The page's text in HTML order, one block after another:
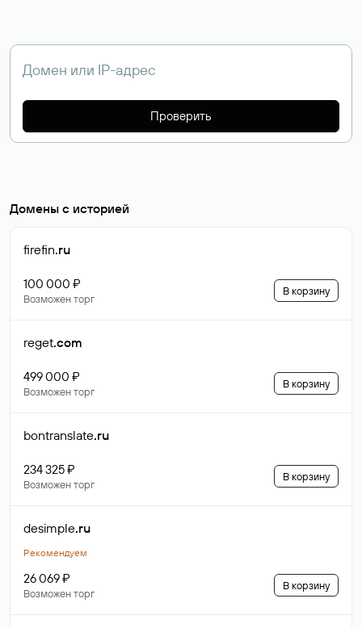
Проверить
Домены с историей
firefin.ru
100 000 ₽
Возможен торг
В корзину
reget.com
499 000 ₽
Возможен торг
В корзину
bontranslate.ru
234 325 ₽
Возможен торг
В корзину
desimple.ru
Рекомендуем
26 069 ₽
Возможен торг
В корзину